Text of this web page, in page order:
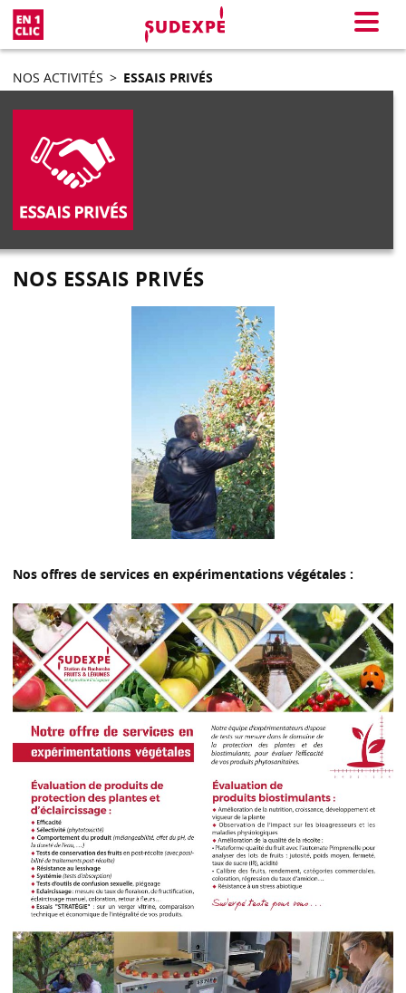
Menu
NOS ACTIVITÉS > ESSAIS PRIVÉS
NOS ESSAIS PRIVÉS
Nos offres de services en expérimentations végétales :